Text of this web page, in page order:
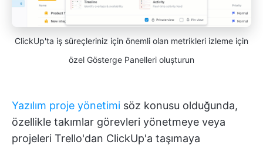
ClickUp'ta iş süreçleriniz için önemli olan metrikleri izleme için
özel Gösterge Panelleri oluşturun
Yazılım proje yönetimi söz konusu olduğunda,
özellikle takımlar görevleri yönetmeye veya
projeleri Trello'dan ClickUp'a taşımaya